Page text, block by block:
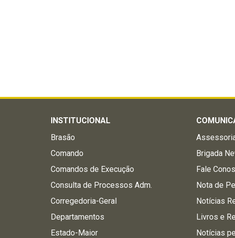
INSTITUCIONAL
Brasão
Comando
Comandos de Execução
Consulta de Processos Adm.
Corregedoria-Geral
Departamentos
Estado-Maior
Brigada
Fale
Nota de
Notícias
Livros e
Notícias